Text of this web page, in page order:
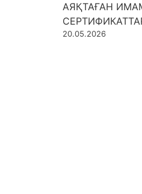
АЯҚТАҒАН
20.05.2026